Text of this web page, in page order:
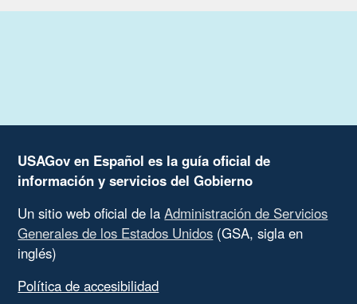
USAGov en Español es la guía oficial de
información y servicios del Gobierno
Un sitio web oficial de laAdministración de Servicios
Generales de los Estados Unidos (GSA, sigla en
inglés)
Política de accesibilidad